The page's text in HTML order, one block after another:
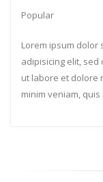
Popular
Lorem ipsum dolor
adipisicing elit,
ut labore et dolore
minim veniam,